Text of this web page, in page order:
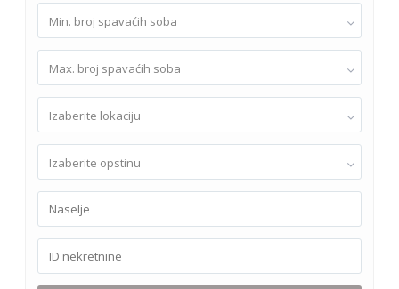
Min. broj spavaćih soba
Max. broj spavaćih soba
Izaberite lokaciju
Izaberite opstinu